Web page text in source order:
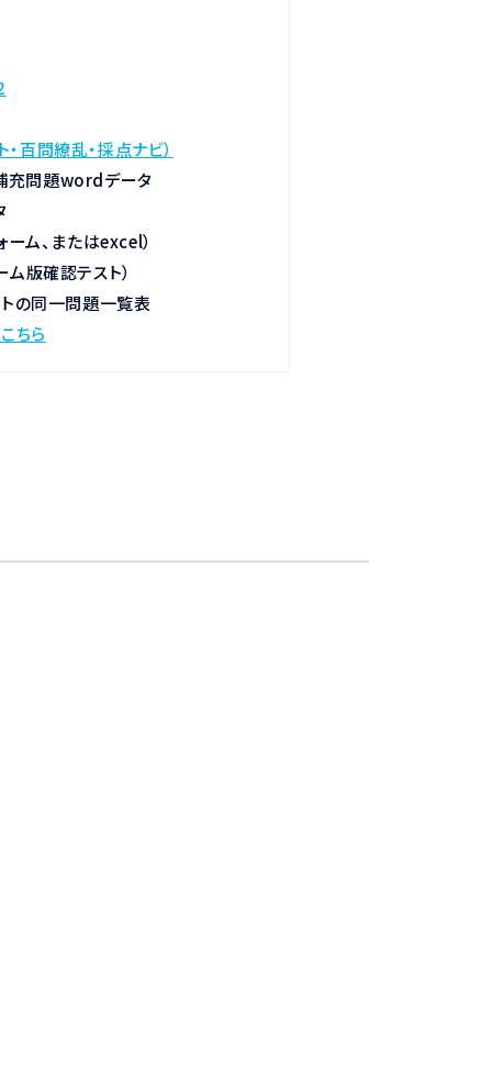
百問繚乱・採点ナビ）
補充問題wordデータ
ム、またはexcel）
版確認テスト）
の同一問題一覧表
ちら